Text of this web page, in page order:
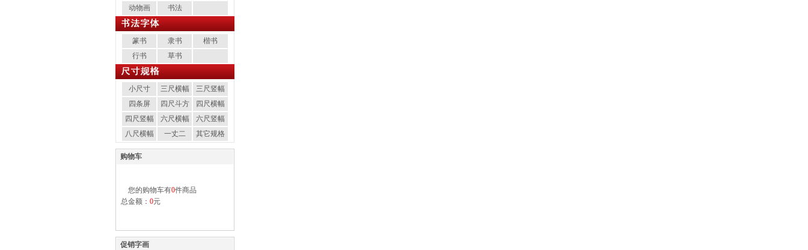
动物画
书法
篆书 隶书
楷书
行书
草书
小尺寸 三尺横幅
三尺竖幅
四条屏
四尺斗方
四尺横幅
四尺竖幅
六尺横幅
六尺竖幅
八尺横幅
一丈二 其它规格
购物车
您的购物车有0件商品
总金额： 0元
促销字画